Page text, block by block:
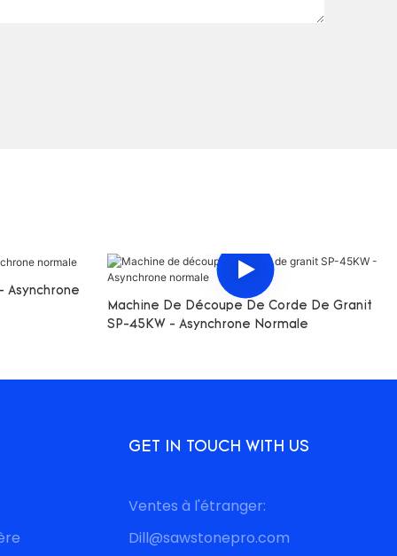
Asynchrone
Machine De Découpe De Corde De Granit
SP-45KW - Asynchrone Normale
GET IN TOUCH WITH US
Ventes à l'étranger:
Dill@sawstonepro.com